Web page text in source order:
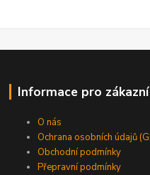
Informace pro
O nás
Ochrana osobních údajů
Obchodní podmínky
Přepravní podmínky